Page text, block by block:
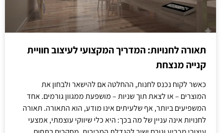
תאורה לחנויות: המדריך המקצועי לעיצוב חוויית
קנייה מנצחת
כאשר לקוח נכנס לחנות, ההחלטה אם להישאר ולבחון את
המוצרים – או לצאת תוך שניות – מושפעת ממגוון גורמים. אחד
המשפיעים ביותר, אף שלעיתים אינו מודע, הוא התאורה. תאורה
לחנויות אינה עניין של מה בכך: היא כלי שיווקי עוצמתי, אמצעי